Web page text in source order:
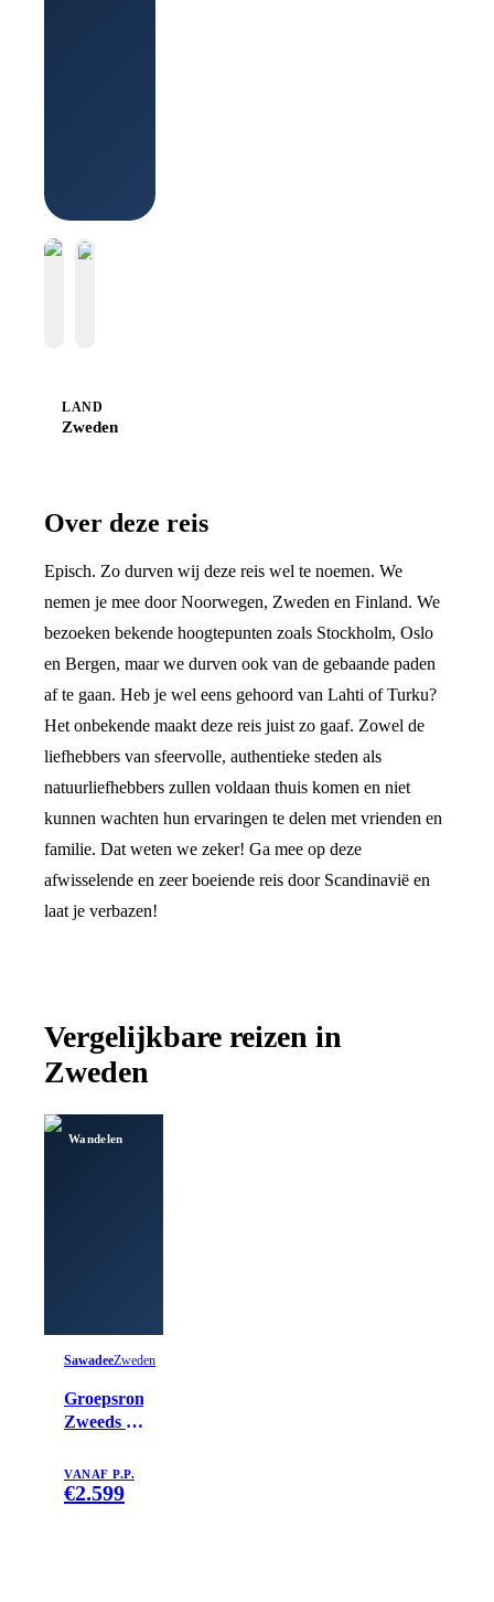
LAND
Zweden
Over deze reis
Episch. Zo durven wij deze reis wel te noemen. We
nemen je mee door Noorwegen, Zweden en Finland. We
bezoeken bekende hoogtepunten zoals Stockholm, Oslo
en Bergen, maar we durven ook van de gebaande paden
af te gaan. Heb je wel eens gehoord van Lahti of Turku?
Het onbekende maakt deze reis juist zo gaaf. Zowel de
liefhebbers van sfeervolle, authentieke steden als
natuurliefhebbers zullen voldaan thuis komen en niet
kunnen wachten hun ervaringen te delen met vrienden en
familie. Dat weten we zeker! Ga mee op deze
afwisselende en zeer boeiende reis door Scandinavië en
laat je verbazen!
Vergelijkbare reizen in
Zweden
Wandelen
SawadeeZweden
Groepsrondreis
Zweeds en
Lapland
VANAF P.P.
€2.599